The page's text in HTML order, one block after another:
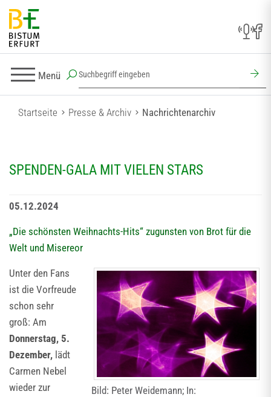
Menü
Startseite Presse & Archiv Nachrichtenarchiv
SPENDEN-GALA MIT VIELEN STARS
05.12.2024
„Die schönsten Weihnachts-Hits“ zugunsten von Brot für die
Welt und Misereor
Bild: Peter Weidemann; In:
Unter den Fans
ist die Vorfreude
schon sehr
groß: Am
Donnerstag, 5.
Dezember, lädt
Carmen Nebel
wieder zur